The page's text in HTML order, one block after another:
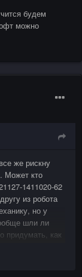
будем
можно
же рискну
Может кто
1411020-62
из робота
но у
шли ли
придумать, как